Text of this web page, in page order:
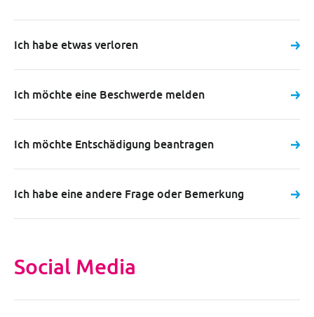
Ich habe etwas verloren
Ich möchte eine Beschwerde melden
Ich möchte Entschädigung beantragen
Ich habe eine andere Frage oder Bemerkung
Social Media